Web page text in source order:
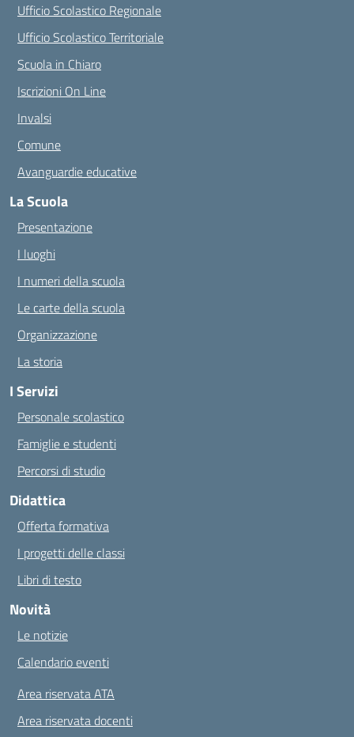
Ufficio Scolastico Regionale
Ufficio Scolastico Territoriale
Scuola in Chiaro
Iscrizioni On Line
Invalsi
Comune
Avanguardie educative
La Scuola
Presentazione
I luoghi
I numeri della scuola
Le carte della scuola
Organizzazione
La storia
I Servizi
Personale scolastico
Famiglie e studenti
Percorsi di studio
Didattica
Offerta formativa
I progetti delle classi
Libri di testo
Novità
Le notizie
Calendario eventi
Area riservata ATA
Area riservata docenti